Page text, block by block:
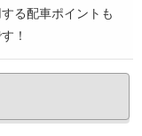
る配車ポイントも
！